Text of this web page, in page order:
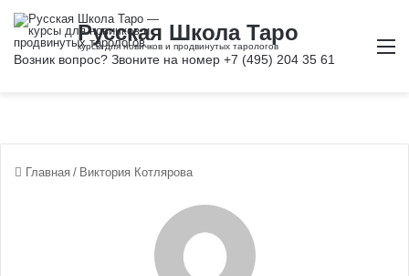
Главная / Виктория Котлярова